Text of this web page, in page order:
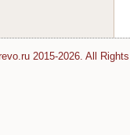
2015-2026. All